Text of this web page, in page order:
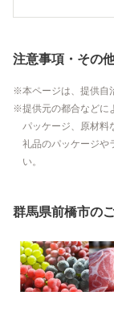
注意事項・その
本ページは、提供自
提供元の都合などに
パッケージ、原材料
礼品のパッケージや
い。
群馬県前橋市の